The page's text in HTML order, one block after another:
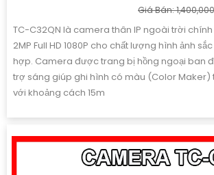
Giá Bán:
TC-C32QN là camera thân IP ngoài trời chính
2MP Full HD 1080P cho chất lượng hình ảnh
hợp. Camera được trang bị hồng ngoại ban
trợ sáng giúp ghi hình có màu (Color Maker)
với khoảng cách 15m